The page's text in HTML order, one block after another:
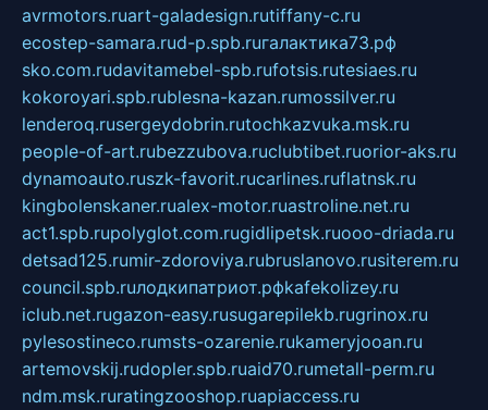
avrmotors.ruart-galadesign.rutiffany-c.ru
ecostep-samara.rud-p.spb.ruгалактика73.рф
sko.com.rudavitamebel-spb.rufotsis.rutesiaes.ru
kokoroyari.spb.rublesna-kazan.rumossilver.ru
lenderoq.rusergeydobrin.rutochkazvuka.msk.ru
people-of-art.rubezzubova.ruclubtibet.ruorior-aks.ru
dynamoauto.ruszk-favorit.rucarlines.ruflatnsk.ru
kingbolenskaner.rualex-motor.ruastroline.net.ru
act1.spb.rupolyglot.com.rugidlipetsk.ruooo-driada.ru
detsad125.rumir-zdoroviya.rubruslanovo.rusiterem.ru
council.spb.ruлодкипатриот.рфkafekolizey.ru
iclub.net.rugazon-easy.rusugarepilekb.rugrinox.ru
pylesostineco.rumsts-ozarenie.rukameryjooan.ru
artemovskij.rudopler.spb.ruaid70.rumetall-perm.ru
ndm.msk.ruratingzooshop.ruapiaccess.ru